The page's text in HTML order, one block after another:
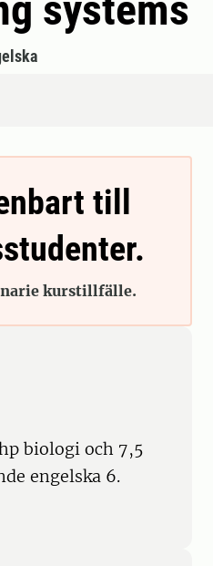
till
kurstillfälle.
biologi och 7,5
engelska 6.